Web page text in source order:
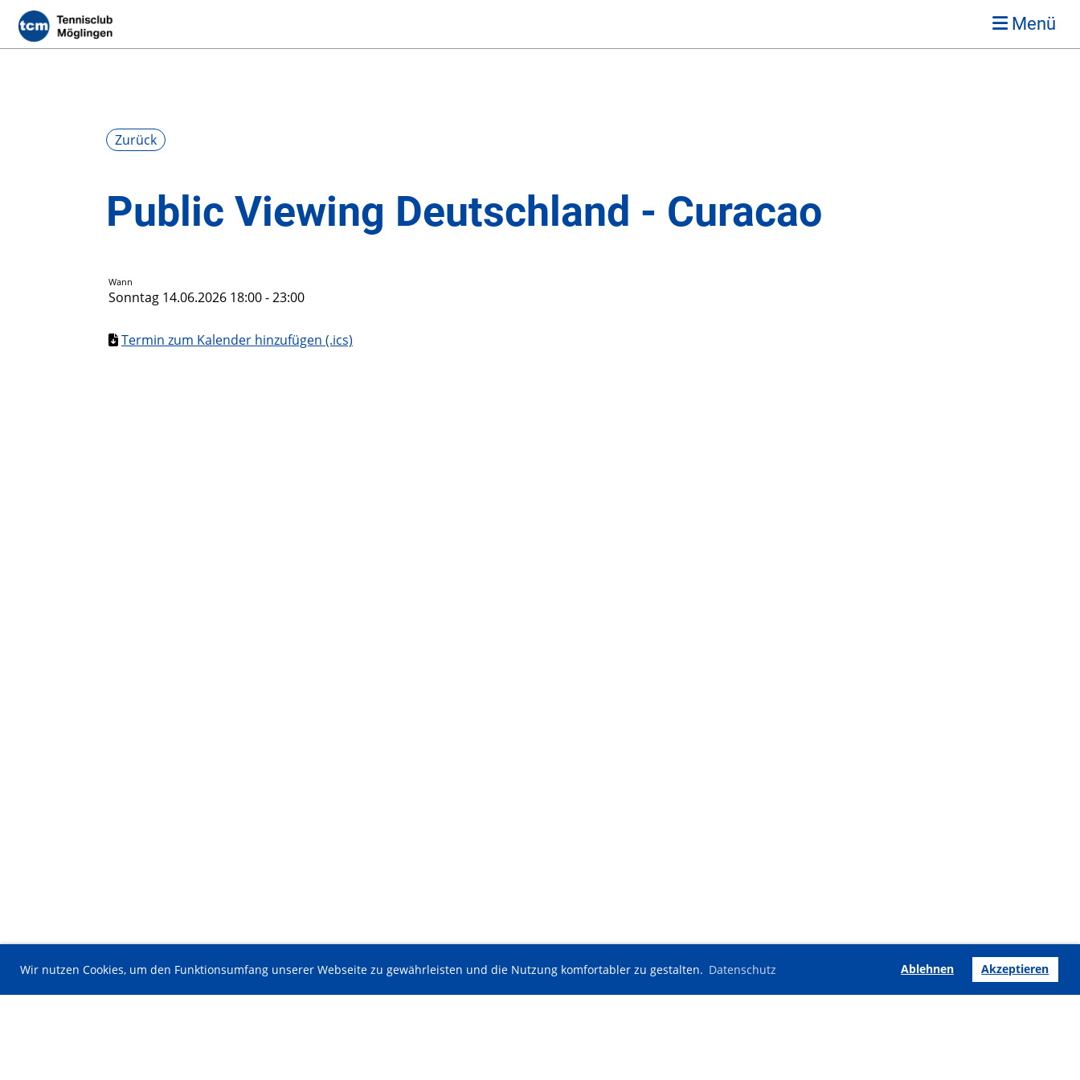
Wir nutzen Cookies, um den Funktionsumfang unserer Webseite zu gewährleisten und die Nutzung komfortabler zu gestalten. Datenschutz Ablehnen Akzeptieren
Menü
Zurück
Public Viewing Deutschland - Curacao
Wann
Sonntag 14.06.2026 18:00 - 23:00
Termin zum Kalender hinzufügen (.ics)